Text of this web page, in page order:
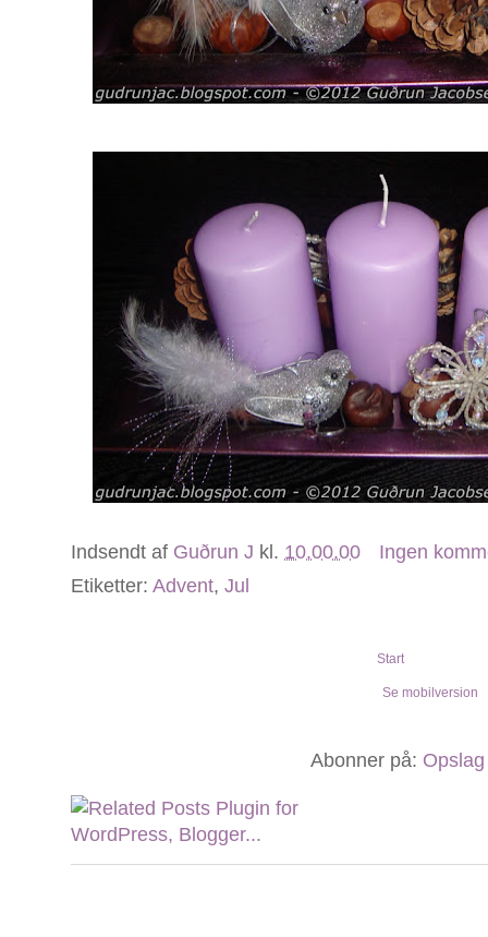
Indsendt af Guðrun J kl. 10.00.00
Ingen
Etiketter: Advent, Jul
Start
Se mobilversion
Abonner på: